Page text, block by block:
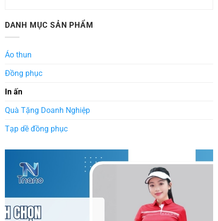
DANH MỤC SẢN PHẨM
Áo thun
Đồng phục
In ấn
Quà Tặng Doanh Nghiệp
Tạp dề đồng phục